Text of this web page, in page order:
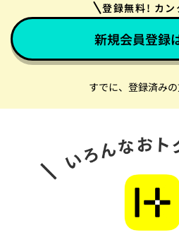
登録無料! カン
新規会員登録
すでに、登録済み